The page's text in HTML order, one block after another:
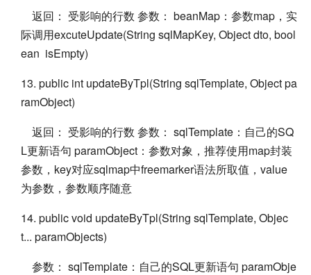
返回： 受影响的行数 参数： beanMap：参数map，实
际调用excuteUpdate(String sqlMapKey, Object dto, bool
ean isEmpty)
13. public int updateByTpl(String sqlTemplate, Object pa
ramObject)
返回： 受影响的行数 参数： sqlTemplate：自己的SQ
L更新语句 paramObject：参数对象，推荐使用map封装
参数，key对应sqlmap中freemarker语法所取值，value
为参数，参数顺序随意
14. public void updateByTpl(String sqlTemplate, Objec
t... paramObjects)
参数： sqlTemplate：自己的SQL更新语句 paramObje